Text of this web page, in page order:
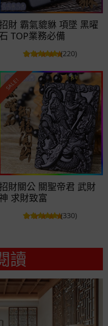
招財 霸氣貔貅 項墜 黑曜
石 TOP業務必備
(220)
SALE!
招財關公 關聖帝君 武財
神 求財致富
(330)
讀